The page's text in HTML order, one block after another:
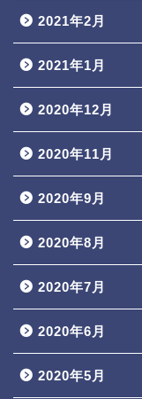
2021年2月
2021年1月
2020年12月
2020年11月
2020年9月
2020年8月
2020年7月
2020年6月
2020年5月